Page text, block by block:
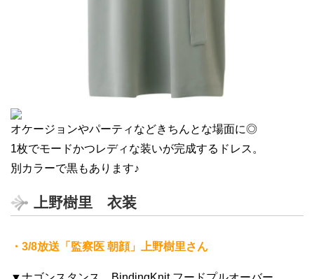
オケージョンやパーティなどきちんとな場面に◎
1枚でモードかつレディな装いが完成するドレス。
別カラーで黒もあります♪
上野樹里 衣装
・3/8放送「監察医 朝顔」上野樹里さん